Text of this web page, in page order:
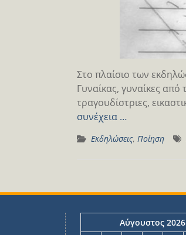
Στο πλαίσιο των
Γυναίκας, γυναίκες
τραγουδίστριες,
συνέχεια …
Εκδηλώσεις, Ποίηση
Αύγουστος 2026